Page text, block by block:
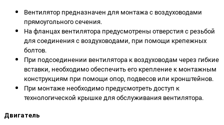
Вентилятор предназначен для монтажа с воздуховодами
прямоугольного сечения.
На фланцах вентилятора предусмотрены отверстия с резьбой
для соединения с воздуховодами, при помощи крепежных
болтов.
При подсоединении вентилятора к воздуховодам через гибкие
вставки, необходимо обеспечить его крепление к монтажным
конструкциям при помощи опор, подвесов или кронштейнов.
При монтаже необходимо предусмотреть доступ к
технологической крышке для обслуживания вентилятора.
Двигатель